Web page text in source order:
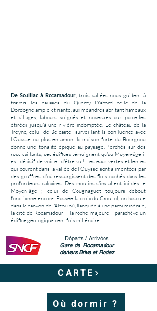
De Souillac à Rocamadour, trois vallées nous guident à
travers les causses du Quercy. D'abord celle de la
Dordogne ample et riante, aux méandres abritant hameaux
et villages, labours soignés et noyeraies aux parcelles
étirées jusqu'à une rivière indomptée. Le château de la
Treyne, celui de Belcastel surveillant la confluence avec
l'Ouysse ou plus en amont la maison forte du Bourgnou
donne une tonalité épique au paysage. Perchés sur des
rocs saillants, ces édifices témoignent qu'au Moyen-âge il
est décisif de voir et d'être vu ! Les eaux vertes et lentes
qui courent dans la vallée de l'Ouysse sont alimentées par
des gouffres d'où ressurgissent des flots cachés dans les
profondeurs calcaires. Des moulins s'installent ici dès le
Moyen-âge ; celui de Cougnaguet toujours debout
fonctionne encore. Passée la croix du Crouzol, on bascule
dans le canyon de l'Alzou où, flanquée à une paroi minérale,
la cité de Rocamadour – la roche majeure - parachève un
édifice géologique cent fois millénaire.
Départs / Arrivées
Gare de Rocamadour
de/vers Brive et Rodez
CARTE
Où dormir ?